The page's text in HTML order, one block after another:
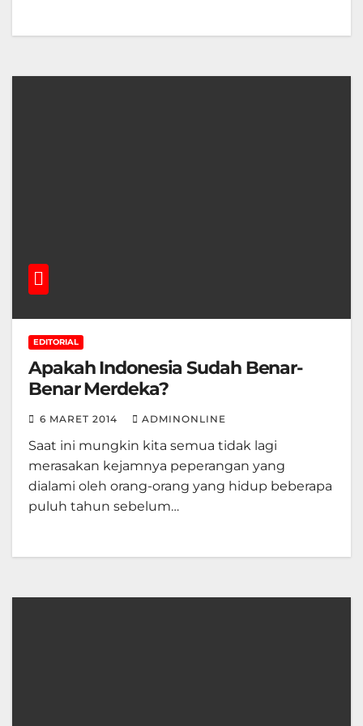
EDITORIAL
Apakah Indonesia Sudah Benar-
Benar Merdeka?
6 MARET 2014 ADMINONLINE
Saat ini mungkin kita semua tidak lagi
merasakan kejamnya peperangan yang
dialami oleh orang-orang yang hidup beberapa
puluh tahun sebelum…